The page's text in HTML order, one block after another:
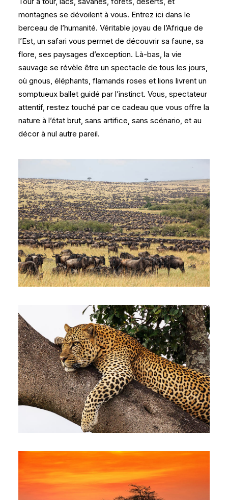
montagnes se dévoilent à vous. Entrez ici dans le
berceau de l’humanité. Véritable joyau de l’Afrique de
l’Est, un safari vous permet de découvrir sa faune, sa
flore, ses paysages d’exception. Là-bas, la vie
sauvage se révèle être un spectacle de tous les jours,
où gnous, éléphants, flamands roses et lions livrent un
somptueux ballet guidé par l’instinct. Vous, spectateur
attentif, restez touché par ce cadeau que vous offre la
nature à l’état brut, sans artifice, sans scénario, et au
décor à nul autre pareil.